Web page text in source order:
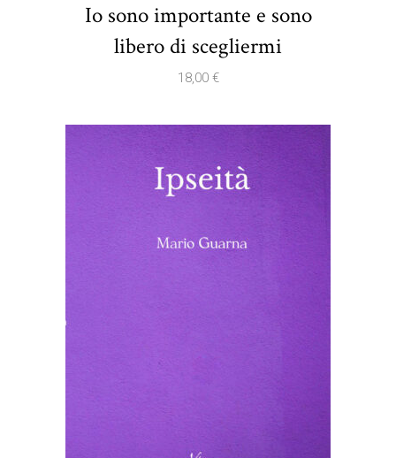
Io sono importante e sono
libero di scegliermi
18,00 €